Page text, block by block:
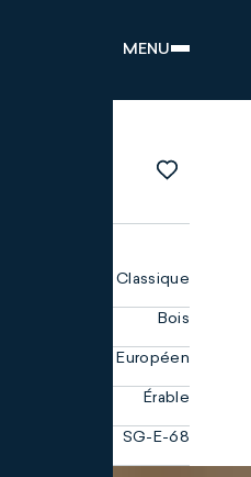
MENU
Classique
Bois
Européen
Érable
SG-E-68